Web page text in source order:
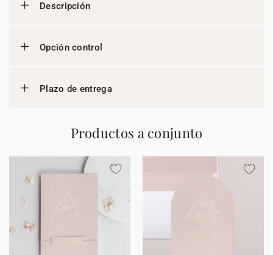
Descripción
Opción control
Plazo de entrega
Productos a conjunto